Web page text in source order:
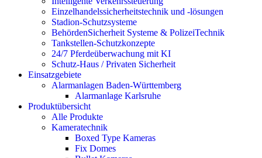
Einzelhandelssicherheitstechnik und -lösungen
Stadion-Schutzsysteme
BehördenSicherheit Systeme & PolizeiTechnik
Tankstellen-Schutzkonzepte​
24/7 Pferdeüberwachung mit KI
Schutz-Haus / Privaten Sicherheit
Einsatzgebiete
Alarmanlagen Baden-Württemberg
Alarmanlage Karlsruhe
Produktübersicht
Alle Produkte
Kameratechnik
Boxed Type Kameras
Fix Domes